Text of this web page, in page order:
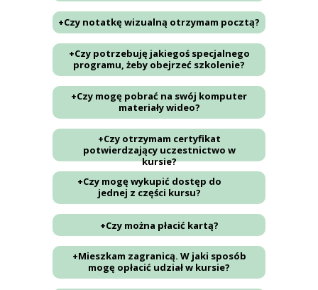
+Czy notatkę wizualną otrzymam pocztą?
+Czy potrzebuję jakiegoś specjalnego
programu, żeby obejrzeć szkolenie?
+Czy mogę pobrać na swój komputer
materiały wideo?
+Czy otrzymam certyfikat
potwierdzający uczestnictwo w
kursie?
+Czy mogę wykupić dostęp do
jednej z części kursu?
+Czy można płacić kartą?
+Mieszkam zagranicą. W jaki sposób
mogę opłacić udział w kursie?